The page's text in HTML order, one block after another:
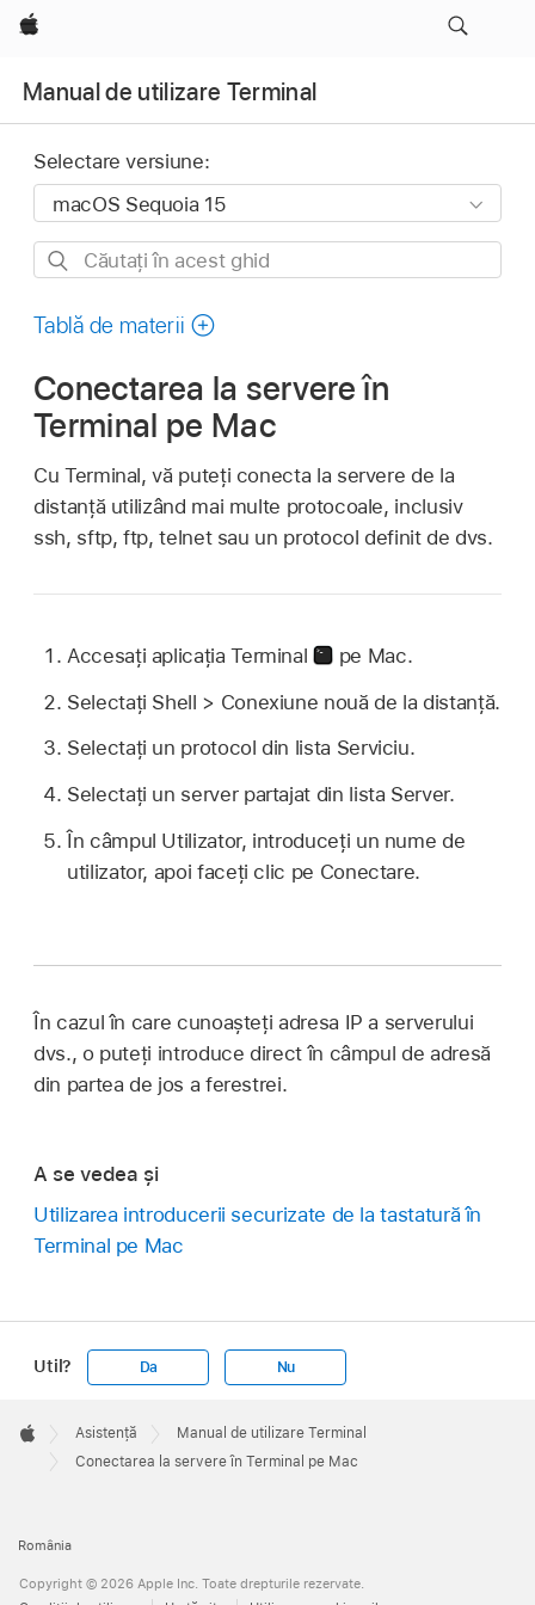
Apple
Manual de utilizare Terminal
Selectare versiune:
Căutați
acest
Tablă de materii
Conectarea la servere în
Terminal pe Mac
Cu Terminal, vă puteți conecta la servere de la
distanță utilizând mai multe protocoale, inclusiv
ssh, sftp, ftp, telnet sau un protocol definit de dvs.
Accesați aplicația Terminal
pe Mac.
Selectați Shell > Conexiune nouă de la distanță.
Selectați un protocol din lista Serviciu.
Selectați un server partajat din lista Server.
În câmpul Utilizator, introduceţi un nume de
utilizator, apoi faceţi clic pe Conectare.
În cazul în care cunoașteți adresa IP a serverului
dvs., o puteți introduce direct în câmpul de adresă
din partea de jos a ferestrei.
A se vedea și
Utilizarea introducerii securizate de la tastatură în
Terminal pe Mac
Util? Da Nu
Footer

Apple
Asistență
Manual de utilizare Terminal
Conectarea la servere în Terminal pe Mac
România
Copyright © 2026 Apple Inc. Toate drepturile rezervate.